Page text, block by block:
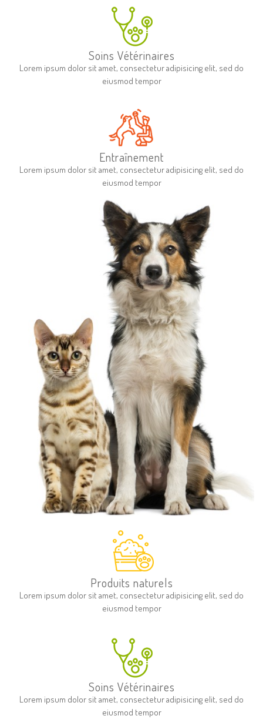
Soins Vétérinaires
Lorem ipsum dolor sit amet, consectetur adipisicing elit, sed do
eiusmod tempor
Entraînement
Lorem ipsum dolor sit amet, consectetur adipisicing elit, sed do
eiusmod tempor
Produits naturels
Lorem ipsum dolor sit amet, consectetur adipisicing elit, sed do
eiusmod tempor
Soins Vétérinaires
Lorem ipsum dolor sit amet, consectetur adipisicing elit, sed do
eiusmod tempor